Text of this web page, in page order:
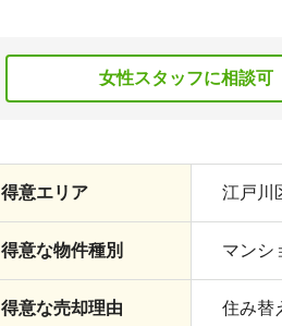
女性スタッフに相談可
得意エリア 江戸川
得意な物件種別 マンシ
得意な売却理由 住み替